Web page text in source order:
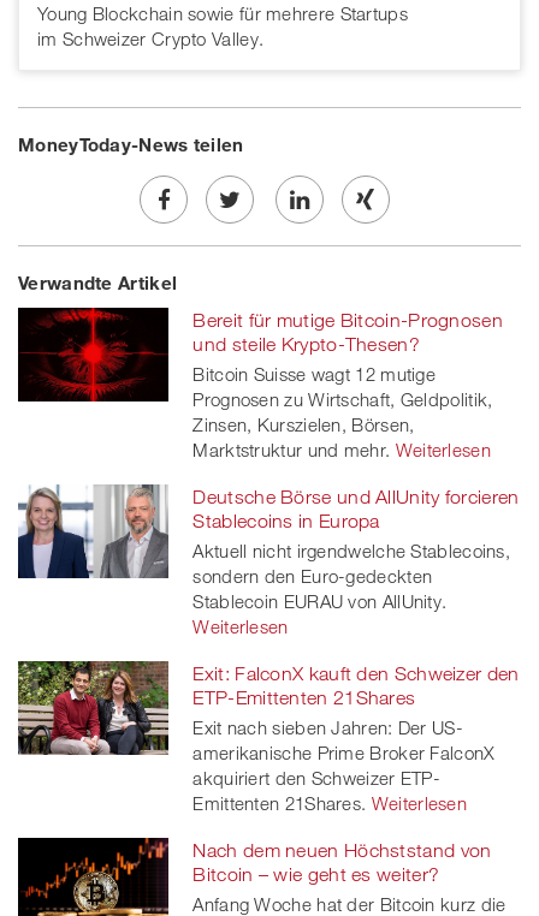
Young Blockchain sowie für mehrere Startups
im Schweizer Crypto Valley.
MoneyToday-News teilen
Share
on
Facebook
Twe
on
twitt
er
Share
linkedin
Share
Xing
Verwandte Artikel
Bereit für mutige Bitcoin-Prognosen
und steile Krypto-Thesen?
Bitcoin Suisse wagt 12 mutige
Prognosen zu Wirtschaft, Geldpolitik,
Zinsen, Kurszielen, Börsen,
Marktstruktur und mehr. Weiterlesen
Deutsche Börse und AllUnity forcieren
Stablecoins in Europa
Aktuell nicht irgendwelche Stablecoins,
sondern den Euro-gedeckten
Stablecoin EURAU von AllUnity.
Weiterlesen
Exit: FalconX kauft den Schweizer den
ETP-Emittenten 21Shares
Exit nach sieben Jahren: Der US-
amerikanische Prime Broker FalconX
akquiriert den Schweizer ETP-
Emittenten 21Shares. Weiterlesen
Nach dem neuen Höchststand von
Bitcoin – wie geht es weiter?
Anfang Woche hat der Bitcoin kurz die